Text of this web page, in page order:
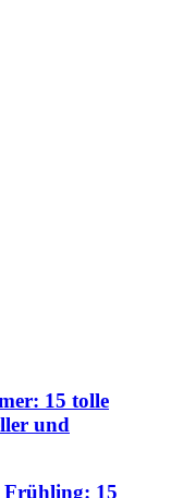
15 tolle
und
Frühling: 15